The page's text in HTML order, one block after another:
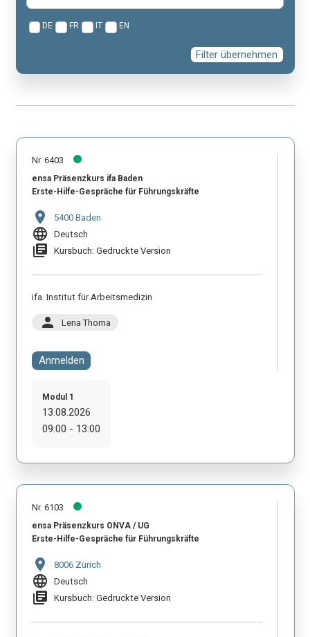
DE FR IT EN
Filter übernehmen
Nr. 6403
ensa Präsenzkurs ifa Baden
Erste-Hilfe-Gespräche für Führungskräfte
location_on 5400 Baden
language Deutsch
library_books Kursbuch: Gedruckte Version
ifa. Institut für Arbeitsmedizin
person Lena Thoma
Anmelden
Modul 1
13.08.2026
09:00 - 13:00
Nr. 6103
ensa Präsenzkurs ONVA / UG
Erste-Hilfe-Gespräche für Führungskräfte
location_on 8006 Zürich
language Deutsch
library_books Kursbuch: Gedruckte Version